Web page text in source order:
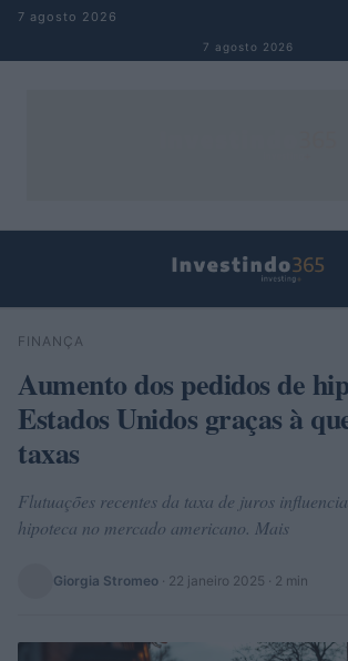
Pular para o conteúdo
7 agosto 2026
7 agosto 2026
Buscar
FINANÇA
Aumento dos pedidos de
Estados Unidos graças à
taxas
Flutuações recentes da taxa de juros
hipoteca no mercado americano. Mais
Giorgia Stromeo · 22 janeiro 2025 · 2 min